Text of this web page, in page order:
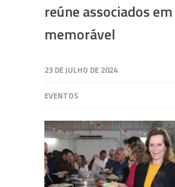
reúne associados
memorável
23 DE JULHO DE 2024
EVENTOS